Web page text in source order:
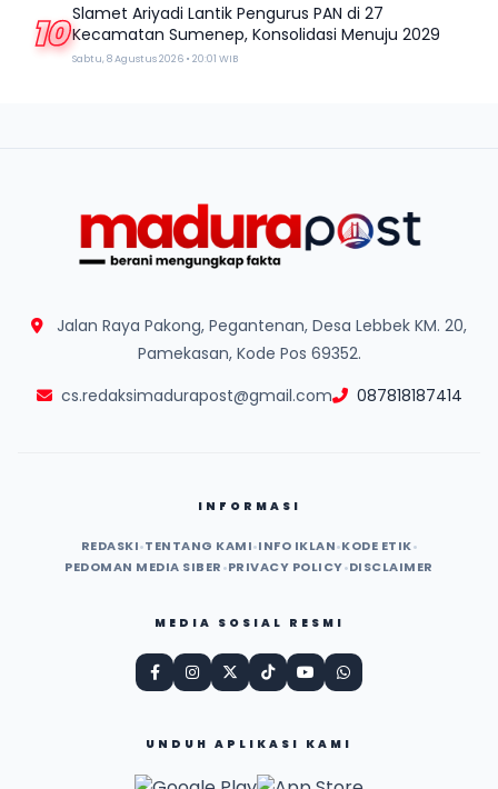
10 Slamet Ariyadi Lantik Pengurus PAN di 27
Kecamatan Sumenep, Konsolidasi Menuju 2029
Sabtu, 8 Agustus 2026 • 20:01 WIB
Jalan Raya Pakong, Pegantenan, Desa Lebbek KM. 20,
Pamekasan, Kode Pos 69352.
cs.redaksimadurapost@gmail.com
087818187414
INFORMASI
REDASKI•TENTANG KAMI•INFO IKLAN•KODE ETIK•
PEDOMAN MEDIA SIBER•PRIVACY POLICY•DISCLAIMER
MEDIA SOSIAL RESMI
UNDUH APLIKASI KAMI